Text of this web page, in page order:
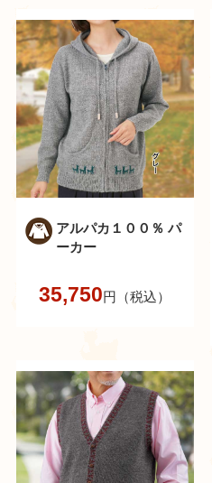
アルパカ１００％ パ
ーカー
35,750円（税込）